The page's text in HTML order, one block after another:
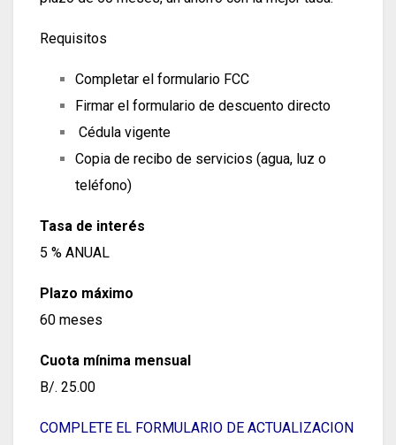
Requisitos
Completar el formulario FCC
Firmar el formulario de descuento directo
Cédula vigente
Copia de recibo de servicios (agua, luz o
teléfono)
Tasa de interés
5 % ANUAL
Plazo máximo
60 meses
Cuota mínima mensual
B/. 25.00
COMPLETE EL FORMULARIO DE ACTUALIZACION